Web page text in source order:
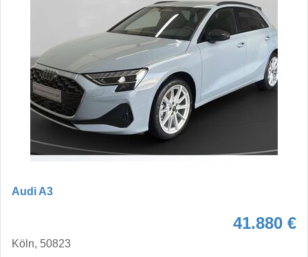
Audi A3
41.880 €
Köln, 50823